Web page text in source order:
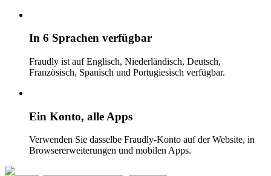
In 6 Sprachen verfügbar
Fraudly ist auf Englisch, Niederländisch, Deutsch,
Französisch, Spanisch und Portugiesisch verfügbar.
Ein Konto, alle Apps
Verwenden Sie dasselbe Fraudly-Konto auf der Website, in
Browsererweiterungen und mobilen Apps.